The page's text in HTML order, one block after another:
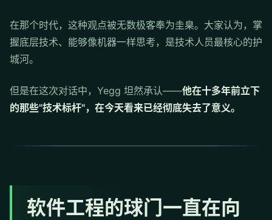
在那个时代，这种观点被无数极客奉为圭臬。大家认为，掌
握底层技术、能够像机器一样思考，是技术人员最核心的护
城河。
但是在这次对话中，Yegg 坦然承认——他在十多年前立下
的那些"技术标杆"，在今天看来已经彻底失去了意义。
软件工程的球门一直在向